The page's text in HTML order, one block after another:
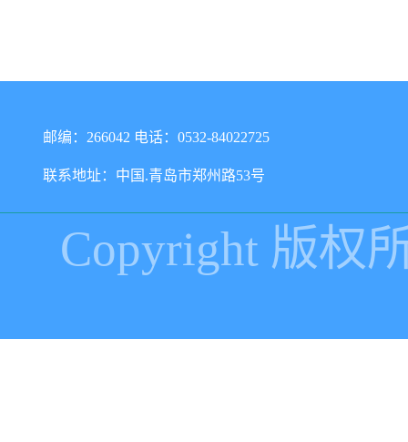
邮编：266042 电话：0532-84022725
联系地址：中国.青岛市郑州路53号
Copyright 版权